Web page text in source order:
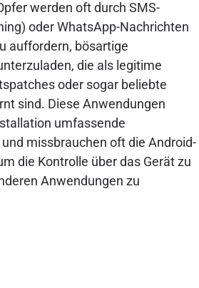
werden oft durch SMS-
oder WhatsApp-Nachrichten
auffordern, bösartige
die als legitime
oder sogar beliebte
sind. Diese Anwendungen
umfassende
missbrauchen oft die Android-
die Kontrolle über das Gerät zu
Anwendungen zu